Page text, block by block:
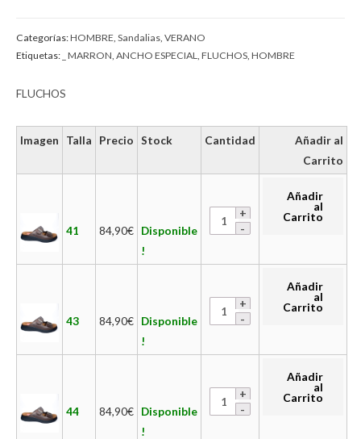
Categorías:HOMBRE Sandalias VERANO
Etiquetas: _ MARRON ANCHO ESPECIAL FLUCHOS HOMBRE
FLUCHOS
Imagen Talla Precio Stock Cantidad
Añadir al
Carrito
41 84,90€ Disponible
!
Añadir
al
Carrito
43 84,90€ Disponible
!
Añadir
al
Carrito
44 84,90€ Disponible
!
Añadir
al
Carrito